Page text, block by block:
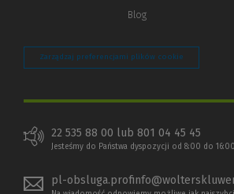
Blog
Zarządzaj preferencjami plików cookie
22 535 88 00 lub 801 04 45 45
Jesteśmy do Państwa dyspozycji od 8:00 do 16:00
pl-